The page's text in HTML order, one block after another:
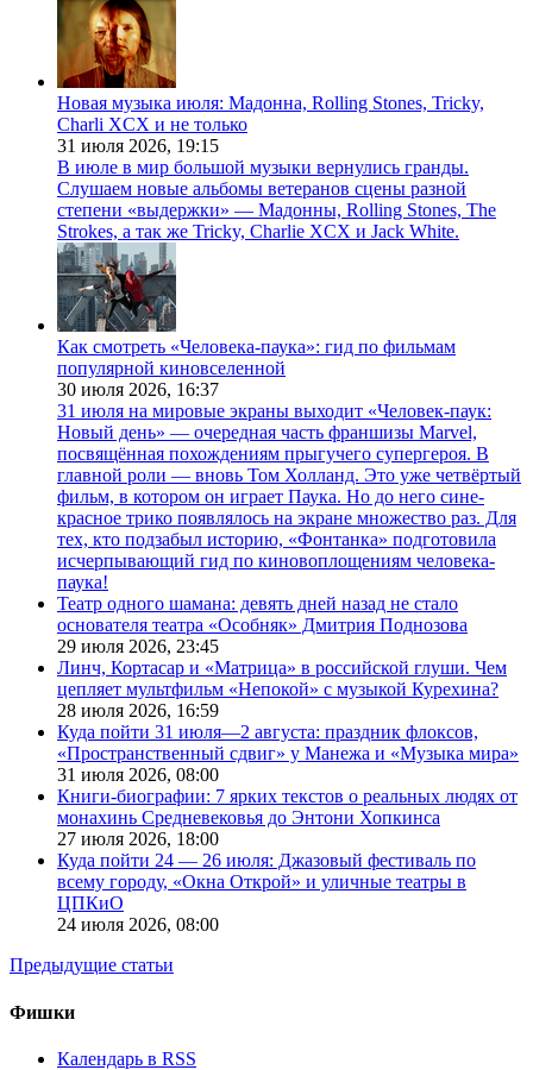
Новая музыка июля: Мадонна, Rolling Stones, Tricky,
Charli XCX и не только
31 июля 2026, 19:15
В июле в мир большой музыки вернулись гранды.
Слушаем новые альбомы ветеранов сцены разной
степени «выдержки» — Мадонны, Rolling Stones, The
Strokes, а так же Tricky, Charlie XCX и Jack White.
Как смотреть «Человека-паука»: гид по фильмам
популярной киновселенной
30 июля 2026, 16:37
31 июля на мировые экраны выходит «Человек-паук:
Новый день» — очередная часть франшизы Marvel,
посвящённая похождениям прыгучего супергероя. В
главной роли — вновь Том Холланд. Это уже четвёртый
фильм, в котором он играет Паука. Но до него сине-
красное трико появлялось на экране множество раз. Для
тех, кто подзабыл историю, «Фонтанка» подготовила
исчерпывающий гид по киновоплощениям человека-
паука!
Театр одного шамана: девять дней назад не стало
основателя театра «Особняк» Дмитрия Поднозова
29 июля 2026, 23:45
Линч, Кортасар и «Матрица» в российской глуши. Чем
цепляет мультфильм «Непокой» с музыкой Курехина?
28 июля 2026, 16:59
Куда пойти 31 июля—2 августа: праздник флоксов,
«Пространственный сдвиг» у Манежа и «Музыка мира»
31 июля 2026, 08:00
Книги-биографии: 7 ярких текстов о реальных людях от
монахинь Средневековья до Энтони Хопкинса
27 июля 2026, 18:00
Куда пойти 24 — 26 июля: Джазовый фестиваль по
всему городу, «Окна Открой» и уличные театры в
ЦПКиО
24 июля 2026, 08:00
Предыдущие статьи
Фишки
Календарь в RSS